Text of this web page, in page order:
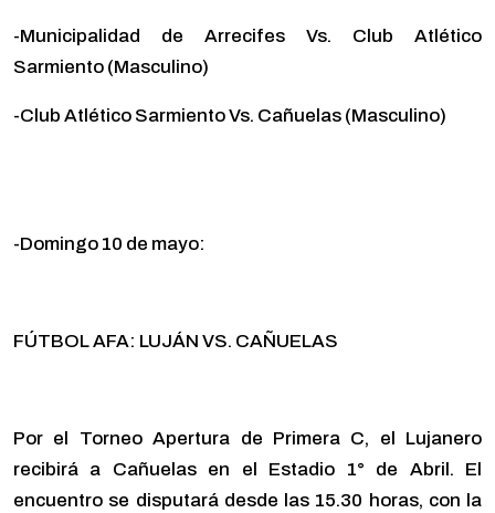
-Municipalidad de Arrecifes Vs. Club Atlético
Sarmiento (Masculino)
-Club Atlético Sarmiento Vs. Cañuelas (Masculino)
-Domingo 10 de mayo:
FÚTBOL AFA: LUJÁN VS. CAÑUELAS
Por el Torneo Apertura de Primera C, el Lujanero
recibirá a Cañuelas en el Estadio 1° de Abril. El
encuentro se disputará desde las 15.30 horas, con la